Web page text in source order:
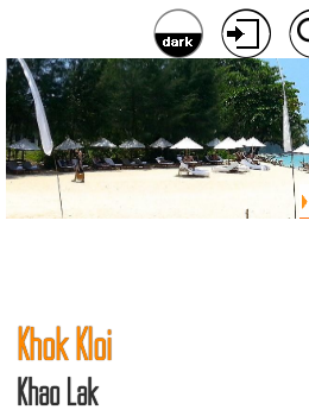
Khok Kloi
Khao Lak